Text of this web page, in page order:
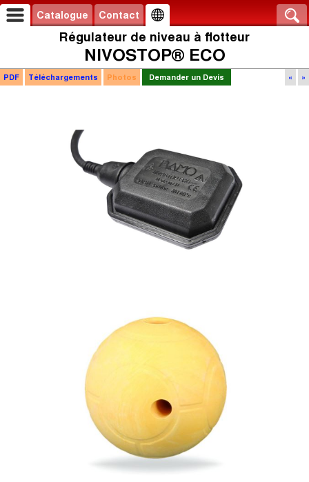
Catalogue Contact
Régulateur de niveau à flotteur
NIVOSTOP® ECO
« »
PDF Téléchargements Photos Demander un Devis